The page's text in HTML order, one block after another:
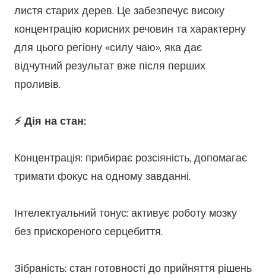
листя старих дерев. Це забезпечує високу
концентрацію корисних речовин та характерну
для цього регіону «силу чаю», яка дає
відчутний результат вже після перших
проливів.
⚡️ Дія на стан:
Концентрація: прибирає розсіяність, допомагає
тримати фокус на одному завданні.
Інтелектуальний тонус: активує роботу мозку
без прискореного серцебиття.
Зібраність: стан готовності до прийняття рішень